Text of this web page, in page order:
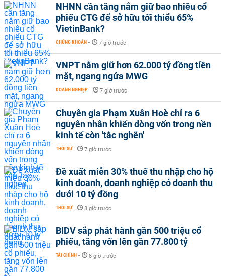
NHNN cần tăng nắm giữ bao nhiêu cổ
phiếu CTG để sở hữu tối thiểu 65%
VietinBank?
CHỨNG KHOÁN - 7 giờ trước
VNPT nắm giữ hơn 62.000 tỷ đồng tiền
mặt, ngang ngửa MWG
DOANH NGHIỆP - 7 giờ trước
Chuyên gia Phạm Xuân Hoè chỉ ra 6
nguyên nhân khiến dòng vốn trong nền
kinh tế còn 'tắc nghẽn'
THỜI SỰ - 7 giờ trước
Đề xuất miễn 30% thuế thu nhập cho hộ
kinh doanh, doanh nghiệp có doanh thu
dưới 10 tỷ đồng
THỜI SỰ - 8 giờ trước
BIDV sắp phát hành gần 500 triệu cổ
phiếu, tăng vốn lên gần 77.800 tỷ
TÀI CHÍNH - 8 giờ trước